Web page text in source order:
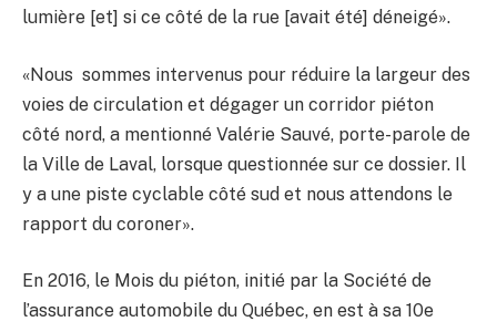
lumière [et] si ce côté de la rue [avait été] déneigé».
«Nous sommes intervenus pour réduire la largeur des
voies de circulation et dégager un corridor piéton
côté nord, a mentionné Valérie Sauvé, porte-parole de
la Ville de Laval, lorsque questionnée sur ce dossier. Il
y a une piste cyclable côté sud et nous attendons le
rapport du coroner».
En 2016, le Mois du piéton, initié par la Société de
l’assurance automobile du Québec, en est à sa 10e